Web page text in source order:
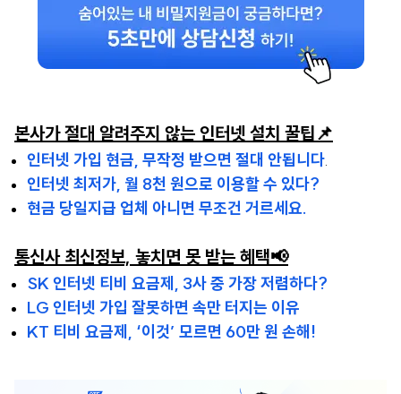
본사가 절대 알려주지 않는 인터넷 설치 꿀팁📌
인터넷 가입 현금, 무작정 받으면 절대 안됩니다.
인터넷 최저가, 월 8천 원으로 이용할 수 있다?
현금 당일지급 업체 아니면 무조건 거르세요.
통신사 최신정보, 놓치면 못 받는 혜택📢
SK 인터넷 티비 요금제, 3사 중 가장 저렴하다?
LG 인터넷 가입 잘못하면 속만 터지는 이유
KT 티비 요금제, ‘이것’ 모르면 60만 원 손해!